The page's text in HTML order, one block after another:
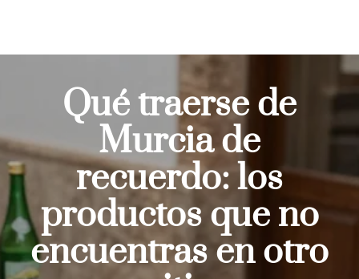
Qué traerse de
Murcia de
recuerdo: los
productos que no
encuentras en otro